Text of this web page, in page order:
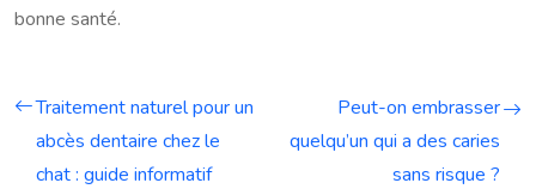
bonne santé.
Traitement naturel pour un
abcès dentaire chez le
chat : guide informatif
Peut-on embrasser
quelqu’un qui a des caries
sans risque ?